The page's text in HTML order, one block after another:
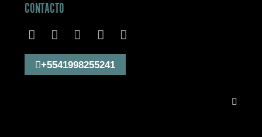
CONTACTO
+5541998255241